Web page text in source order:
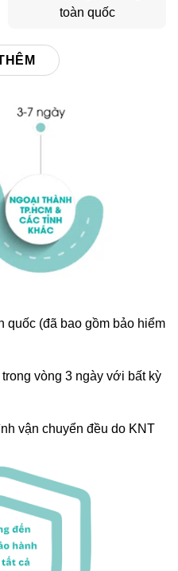
toàn quốc
quốc (đã bao gồm bảo hiểm
vòng 3 ngày với bất kỳ
vận chuyển đều do KNT